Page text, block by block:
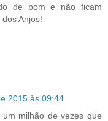
de bom e não ficam
Anjos!
2015 às 09:44
milhão de vezes que